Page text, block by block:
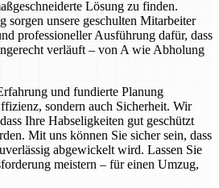
Lösung zu finden.
sorgen unsere geschulten Mitarbeiter
professioneller Ausführung dafür, dass
verläuft – von A wie Abholung
und fundierte Planung
sondern auch Sicherheit. Wir
Ihre Habseligkeiten gut geschützt
Mit uns können Sie sicher sein, dass
abgewickelt wird. Lassen Sie
meistern – für einen Umzug,